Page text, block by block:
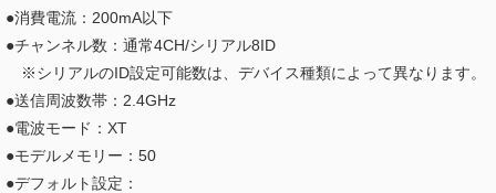
●消費電流：200mA以下
●チャンネル数：通常4CH/シリアル8ID
※シリアルのID設定可能数は、デバイス種類によって異なります。
●送信周波数帯：2.4GHz
●電波モード：XT
●モデルメモリー：50
●デフォルト設定：